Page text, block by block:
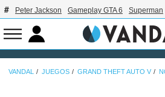
Peter Jackson Gameplay GTA 6 Superman
VANDAL JUEGOS GRAND THEFT AUTO V